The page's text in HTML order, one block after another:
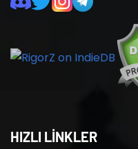
HIZLI LİNKLER